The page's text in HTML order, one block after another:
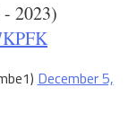
2023)
December 5,